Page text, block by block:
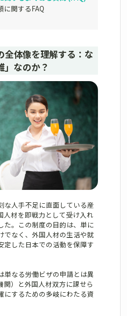
に関するFAQ
全体像を理解する：な
」なのか？
な人手不足に直面している産
人材を即戦力として受け入れ
た。この制度の目的は、単に
でなく、外国人材の生活や就
定した日本での活動を保障す
単なる労働ビザの申請とは異
関）と外国人材双方に課せら
にするための多岐にわたる資